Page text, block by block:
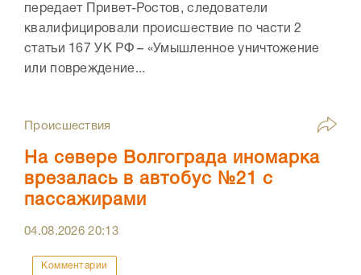
передает Привет-Ростов, следователи
квалифицировали происшествие по части 2
статьи 167 УК РФ – «Умышленное уничтожение
или повреждение...
Происшествия
На севере Волгограда иномарка
врезалась в автобус №21 с
пассажирами
04.08.202620:13
Комментарии